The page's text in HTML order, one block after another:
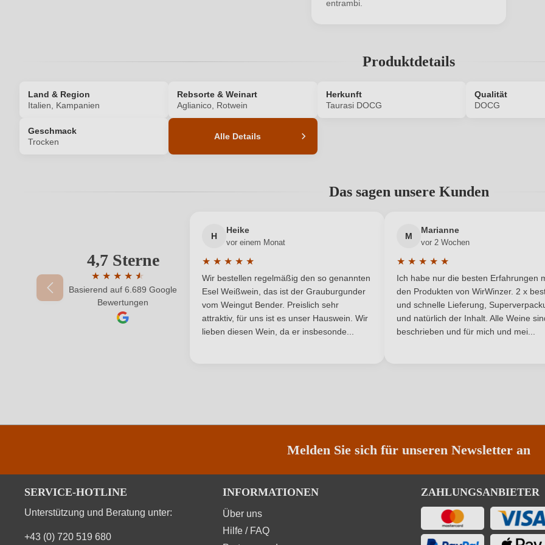
entrambi.
Produktdetails
Land & Region
Italien, Kampanien
Rebsorte & Weinart
Aglianico, Rotwein
Herkunft
Taurasi DOCG
Qualität
DOCG
Geschmack
Trocken
Alle Details
Enthält Sulfite Ausbau
Inhalt Jahrgang
Passt zu
Rebsorte
Das sagen unsere Kunden
4,7 Sterne
★ ★ ★ ★ ★
★
Durchschnittliche Bewertung von 4.7 von 5 Sternen
Basierend auf 6.689 Google
Bewertungen
H
Heike
vor einem Monat
★ ★ ★ ★ ★
Durchschnittliche Bewertung von 5 von 5 Sternen
Wir bestellen regelmäßig den so genannten
Esel Weißwein, das ist der Grauburgunder
vom Weingut Bender. Preislich sehr
attraktiv, für uns ist es unser Hauswein. Wir
lieben diesen Wein, da er insbesonde...
M
Marianne
vor 2 Wochen
★ ★ ★ ★ ★
Durchschnittliche Bewertung von
Ich habe nur die besten Erfahrungen
den Produkten von WirWinzer. 2 x
und schnelle Lieferung,
und natürlich der Inhalt. Alle Weine
beschrieben und für mich und mei...
Melden Sie sich für unseren Newsletter an
SERVICE-HOTLINE
Unterstützung und Beratung unter:
+43 (0) 720 519 680
INFORMATIONEN
Über uns
Hilfe / FAQ
ZAHLUNGSANBIETER